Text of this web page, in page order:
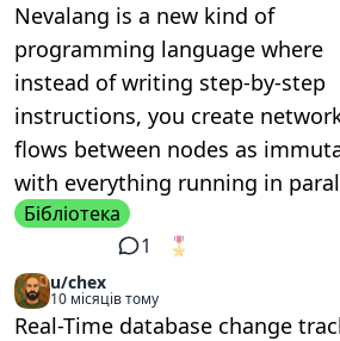
Nevalang is a new kind of
programming language where
instead of writing step-by-step
instructions, you create
flows between nodes as
with everything running in
Бібліотека
1 🎖️
u/chex
10 місяців тому
Real-Time database change